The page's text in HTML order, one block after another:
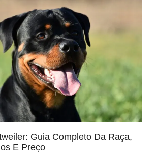
Guia Completo Da Raça,
E Preço